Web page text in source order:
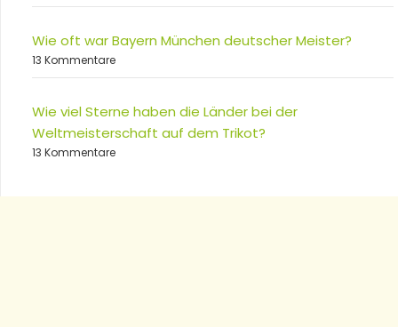
Wie oft war Bayern München deutscher Meister?
13 Kommentare
Wie viel Sterne haben die Länder bei der
Weltmeisterschaft auf dem Trikot?
13 Kommentare